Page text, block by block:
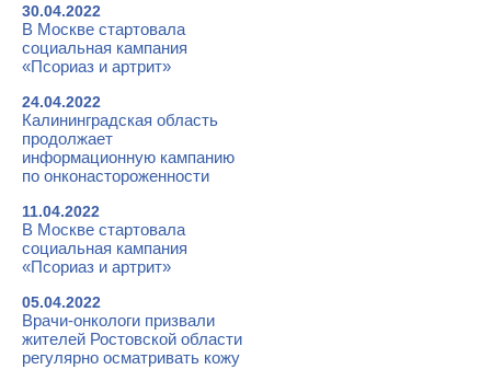
30.04.2022
В Москве стартовала
социальная кампания
«Псориаз и артрит»
24.04.2022
Калининградская область
продолжает
информационную кампанию
по онконастороженности
11.04.2022
В Москве стартовала
социальная кампания
«Псориаз и артрит»
05.04.2022
Врачи-онкологи призвали
жителей Ростовской области
регулярно осматривать кожу